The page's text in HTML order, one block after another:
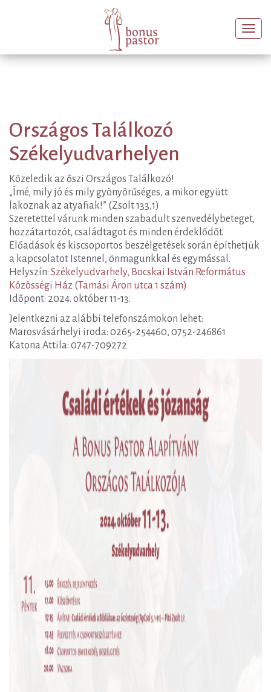
Országos Találkozó
Székelyudvarhelyen
Közeledik az őszi Országos Találkozó!
„Ímé, mily jó és mily gyönyörűséges, a mikor együtt
lakoznak az atyafiak!” (Zsolt 133,1)
Szeretettel várunk minden szabadult szenvedélybeteget,
hozzátartozót, családtagot és minden érdeklődőt.
Előadások és kiscsoportos beszélgetések során építhetjük
a kapcsolatot Istennel, önmagunkkal és egymással.
Helyszín: Székelyudvarhely, Bocskai István Református
Közösségi Ház (Tamási Áron utca 1 szám)
Időpont: 2024. október 11-13.
Jelentkezni az alábbi telefonszámokon lehet:
Marosvásárhelyi iroda: 0265-254460, 0752-246861
Katona Attila: 0747-709272